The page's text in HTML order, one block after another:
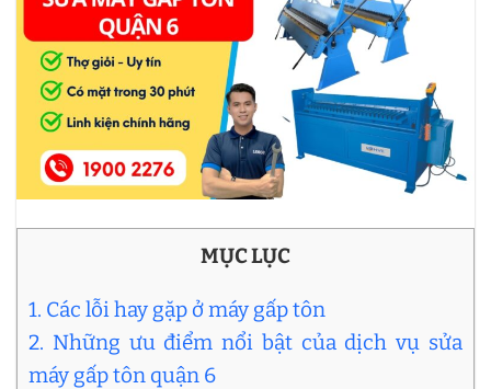
MỤC LỤC
1. Các lỗi hay gặp ở máy gấp tôn
2. Những ưu điểm nổi bật của dịch vụ sửa
máy gấp tôn quận 6